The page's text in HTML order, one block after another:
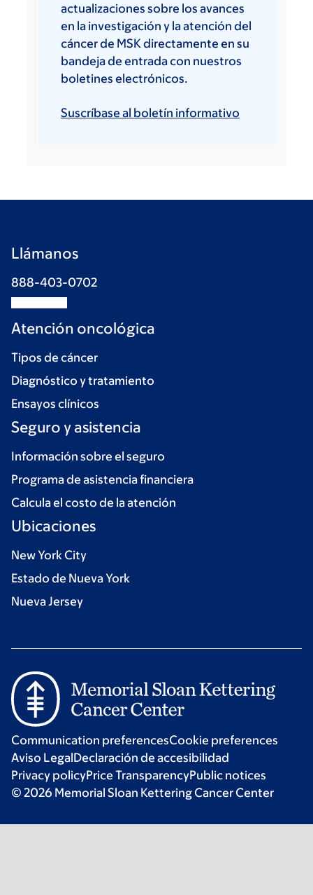
actualizaciones sobre los avances
en la investigación y la atención del
cáncer de MSK directamente en su
bandeja de entrada con nuestros
boletines electrónicos.
Suscríbase al boletín informativo
Llámanos
888-403-0702
Atención oncológica
Tipos de cáncer
Diagnóstico y tratamiento
Ensayos clínicos
Seguro y asistencia
Información sobre el seguro
Programa de asistencia financiera
Calcula el costo de la atención
Ubicaciones
New York City
Estado de Nueva York
Nueva Jersey
Communication preferencesCookie preferences
Aviso LegalDeclaración de accesibilidad
Privacy policyPrice TransparencyPublic notices
© 2026 Memorial Sloan Kettering Cancer Center